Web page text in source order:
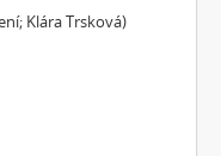
Klára Trsková)